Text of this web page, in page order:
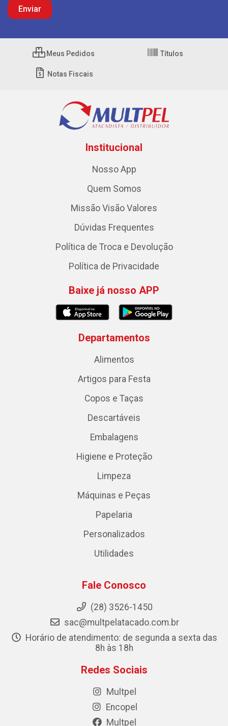
Meus Pedidos Títulos
Notas Fiscais
Institucional
Nosso App
Quem Somos
Missão Visão Valores
Dúvidas Frequentes
Política de Troca e Devolução
Política de Privacidade
Baixe já nosso APP
Departamentos
Alimentos
Artigos para Festa
Copos e Taças
Descartáveis
Embalagens
Higiene e Proteção
Limpeza
Máquinas e Peças
Papelaria
Personalizados
Utilidades
Fale Conosco
(28) 3526-1450
sac@multpelatacado.com.br
Horário de atendimento: de segunda a sexta das
8h às 18h
Redes Sociais
Multpel
Encopel
Multpel